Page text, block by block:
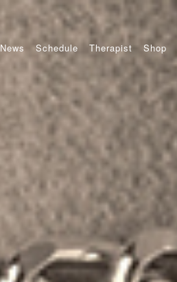
News Schedule Therapist Shop